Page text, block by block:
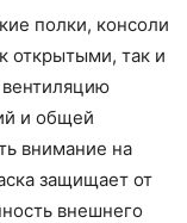
полки, консоли
открытыми, так и
и общей
внимание на
защищает от
внешнего